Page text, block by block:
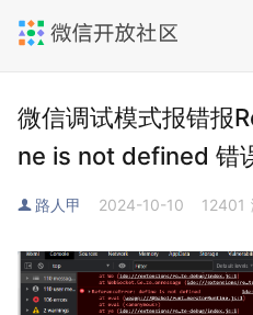
微信调试模式报错报
ne is not defined 错
路人甲 2024-10-10 12401